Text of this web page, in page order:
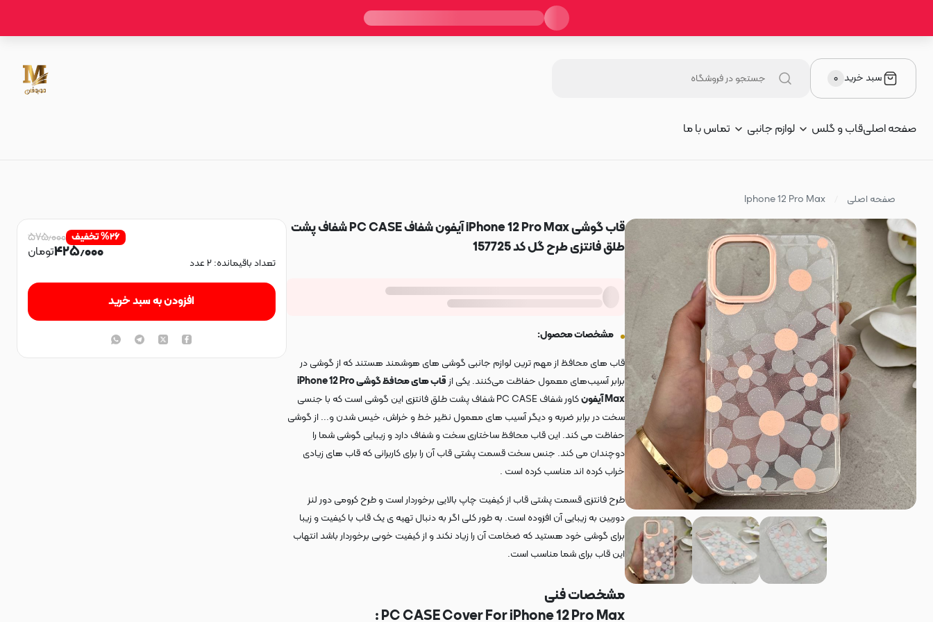
سبد خرید ۰
صفحه اصلیقاب و گلس لوازم جانبی تماس با ما
صفحه اصلی Iphone 12 Pro Max
قاب گوشی iPhone 12 Pro Max آیفون شفاف PC CASE شفاف پشت
طلق فانتزی طرح گل کد 157725
مشخصات محصول:
قاب های محافظ از مهم ترین لوازم جانبی گوشی های هوشمند هستند که از گوشی در
برابر آسیب‌های معمول حفاظت می‌کنند. یکی از
قاب های محافظ گوشی iPhone 12 Pro
Max آیفون
کاور شفاف PC CASE شفاف پشت طلق فانتزی این گوشی است که با جنسی
سخت در برابر ضربه و دیگر آسیب های معمول نظیر خط و خراش، خیس شدن و... از گوشی
حفاظت می کند. این قاب محافظ ساختاری سخت و شفاف دارد و زیبایی گوشی شما را
دوچندان می کند. جنس سخت قسمت پشتی قاب آن را برای کاربرانی که قاب های زیادی
خراب کرده اند مناسب کرده است .
طرح فانتزی قسمت پشتی قاب از کیفیت چاپ بالایی برخوردار است و طرح کرومی دور لنز
دوربین به زیبایی آن افزوده است. به طور کلی اگر به دنبال تهیه ی یک قاب با کیفیت و زیبا
برای گوشی خود هستید که ضخامت آن را زیاد نکند و از کیفیت خوبی برخوردار باشد انتهاب
این قاب برای شما مناسب است.
مشخصات فنی
PC CASE Cover For iPhone 12 Pro Max :
%۲۶ تخفیف ۵۷۵٫۰۰۰
۴۲۵٫۰۰۰تومان
تعداد باقیمانده: ۲عدد
افزودن به سبد خرید